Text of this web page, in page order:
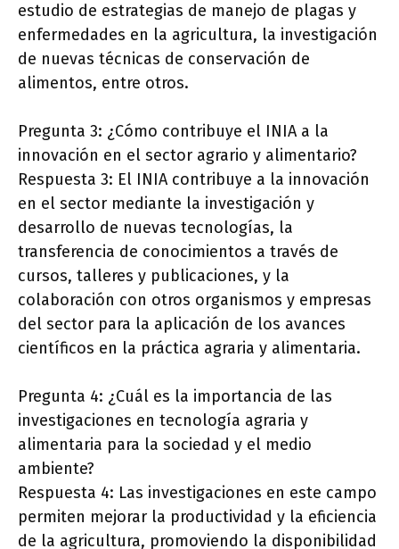
estudio de estrategias de manejo de plagas y
enfermedades en la agricultura, la investigación
de nuevas técnicas de conservación de
alimentos, entre otros.
Pregunta 3: ¿Cómo contribuye el INIA a la
innovación en el sector agrario y alimentario?
Respuesta 3: El INIA contribuye a la innovación
en el sector mediante la investigación y
desarrollo de nuevas tecnologías, la
transferencia de conocimientos a través de
cursos, talleres y publicaciones, y la
colaboración con otros organismos y empresas
del sector para la aplicación de los avances
científicos en la práctica agraria y alimentaria.
Pregunta 4: ¿Cuál es la importancia de las
investigaciones en tecnología agraria y
alimentaria para la sociedad y el medio
ambiente?
Respuesta 4: Las investigaciones en este campo
permiten mejorar la productividad y la eficiencia
de la agricultura, promoviendo la disponibilidad